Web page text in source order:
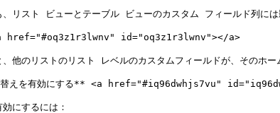
リスト ビューとテーブル ビューのカスタム フィールド列に
href="#oq3z1r3lwnv" id="oq3z1r3lwnv"></a>
他のリストのリスト レベルのカスタムフィールドが、そのホ
べ替えを有効にする** <a href="#iq96dwhjs7vu"
にするには：